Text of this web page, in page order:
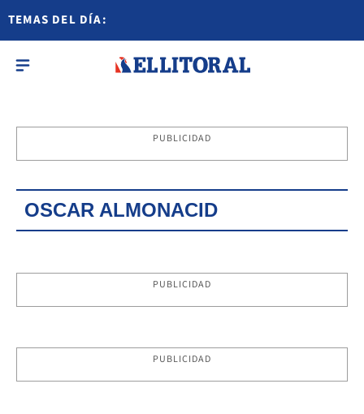
TEMAS DEL DÍA:
PUBLICIDAD
OSCAR ALMONACID
PUBLICIDAD
PUBLICIDAD